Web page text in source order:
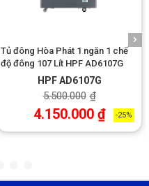
Tủ đông Hòa Phát 1 ngăn 1 chế
độ đông 107 Lít HPF AD6107G
HPF AD6107G
5.500.000 ₫
4.150.000 ₫ -25%